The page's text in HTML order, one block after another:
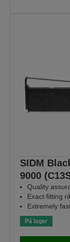
SIDM
9000
Quality
Exact fitting
Extremely
På lager